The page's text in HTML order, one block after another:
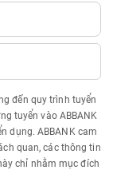
đến quy trình tuyển
tuyển vào ABBANK
dụng. ABBANK cam
quan, các thông tin
chỉ nhằm mục đích